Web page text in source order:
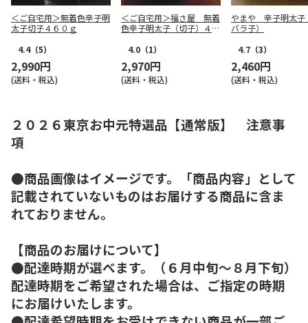
＜ご自宅用＞無着色辛子明
太子切子４６０ｇ
4.4（5）
2,990円
(送料・税込)
＜ご自宅用＞福さ屋 無着
色辛子明太子（切子）４５
4.0 （1）
2,970円
(送料・税込)
やまや 辛子明太子
バラ子）
4.7 （3）
2,460円
(送料・税込)
２０２６東京お中元特選品【通常版】 注意事
項
●商品画像はイメージです。「商品内容」として
記載されていないものはお届けする商品に含ま
れておりません。
【商品のお届けについて】
●配達時期が選べます。（６月中旬～８月下旬）
配達時期をご希望された場合は、ご指定の時期
にお届けいたします。